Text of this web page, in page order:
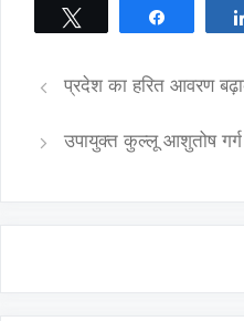
प्रदेश का हरित आवरण
उपायुक्त कुल्लू आशुतोष गर्ग